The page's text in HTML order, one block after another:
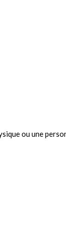
ou une